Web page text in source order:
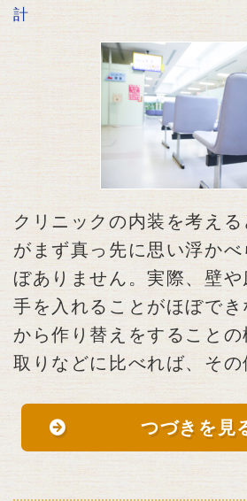
計
クリニックの内装を考える
がまず真っ先に思い浮か
ぼありません。実際、壁や
手を入れることがほぼで
から作り替えをすることの
取りなどに比べれば、そ
つづきを見